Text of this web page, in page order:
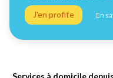
J'en profite En
Services à domicile